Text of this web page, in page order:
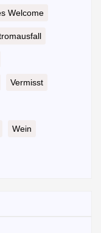
Welcome
Vermisst
Wein